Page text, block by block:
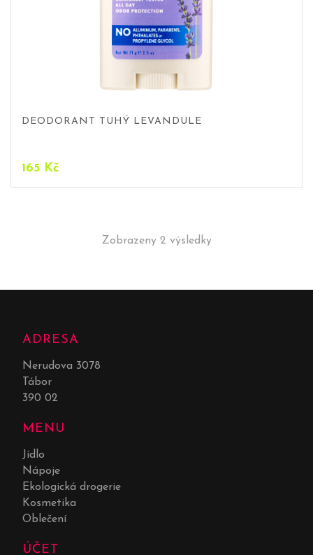
DEODORANT TUHÝ LEVANDULE
165 Kč
Zobrazeny 2 výsledky
ADRESA
Nerudova 3078
Tábor
390 02
MENU
Jídlo
Nápoje
Ekologická drogerie
Kosmetika
Oblečení
ÚČET